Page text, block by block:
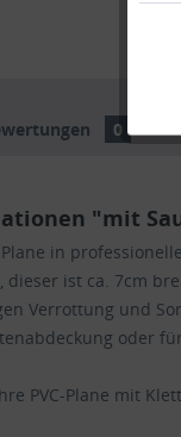
0
"mit
in
dieser ist ca. 7cm
Verrottung und
oder
PVC-Plane mit